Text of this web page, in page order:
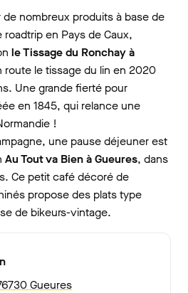
nombreux produits à base de
en Pays de Caux,
le Tissage du Ronchay à
route le tissage du lin en 2020
Une grande fierté pour
en 1845, qui relance une
!
une pause déjeuner est
Au Tout va Bien à Gueures, dans
Ce petit café décoré de
propose des plats type
de bikeurs-vintage.
Gueures